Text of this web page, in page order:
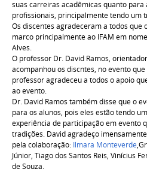
suas carreiras acadêmicas quanto
profissionais, principalmente tendo um
Os discentes agradeceram a todos que
marco principalmente ao IFAM em
Alves.
O professor Dr. David Ramos,
acompanhou os discntes, no evento
professor agradeceu a todos o apoio
ao evento.
Dr. David Ramos também disse que o
para os alunos, pois eles estão tendo
experiência de participação em evento
tradições. David agradeço
pela colaboração: Ilmara Monteverde
Júnior, Tiago dos Santos Reis, Vinícius
de Souza.